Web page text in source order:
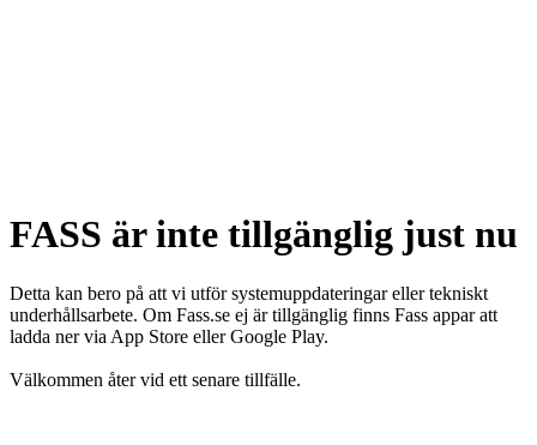
FASS är inte tillgänglig just nu
Detta kan bero på att vi utför systemuppdateringar eller tekniskt
underhållsarbete. Om Fass.se ej är tillgänglig finns Fass appar att
ladda ner via App Store eller Google Play.
Välkommen åter vid ett senare tillfälle.